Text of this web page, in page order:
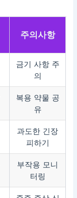
주의사항
금기 사항 주
의
복용 약물 공
유
과도한 긴장
피하기
부작용 모니
터링